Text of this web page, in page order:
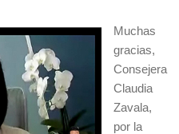
Muchas
gracias,
Consejera
Claudia
Zavala,
por la